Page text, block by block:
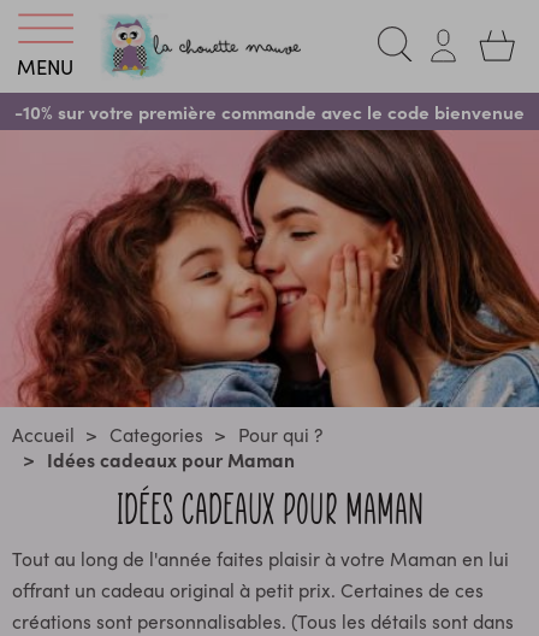
MENU
-10% sur votre première commande avec le code bienvenue
Accueil Categories
Pour qui ?
Idées cadeaux pour Maman
IDÉES CADEAUX POUR MAMAN
Tout au long de l'année faites plaisir à votre Maman en lui
offrant un cadeau original à petit prix. Certaines de ces
créations sont personnalisables. (Tous les détails sont dans